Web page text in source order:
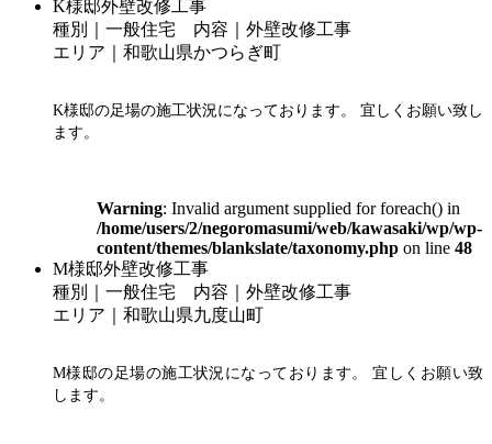
K様邸外壁改修工事
種別｜一般住宅 内容｜外壁改修工事
エリア｜和歌山県かつらぎ町
K様邸の足場の施工状況になっております。 宜しくお願い致し
ます。
Warning: Invalid argument supplied for foreach() in
/home/users/2/negoromasumi/web/kawasaki/wp/wp-
content/themes/blankslate/taxonomy.php on line 48
M様邸外壁改修工事
種別｜一般住宅 内容｜外壁改修工事
エリア｜和歌山県九度山町
M様邸の足場の施工状況になっております。 宜しくお願い致
します。